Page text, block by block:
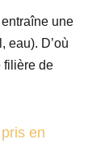
une
eau). D’où
filière de
en